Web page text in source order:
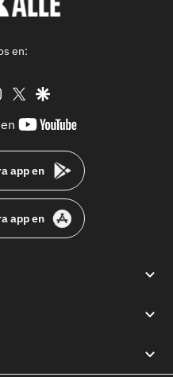
en:
instagram
twittergoogle
youtube-
app en
app en